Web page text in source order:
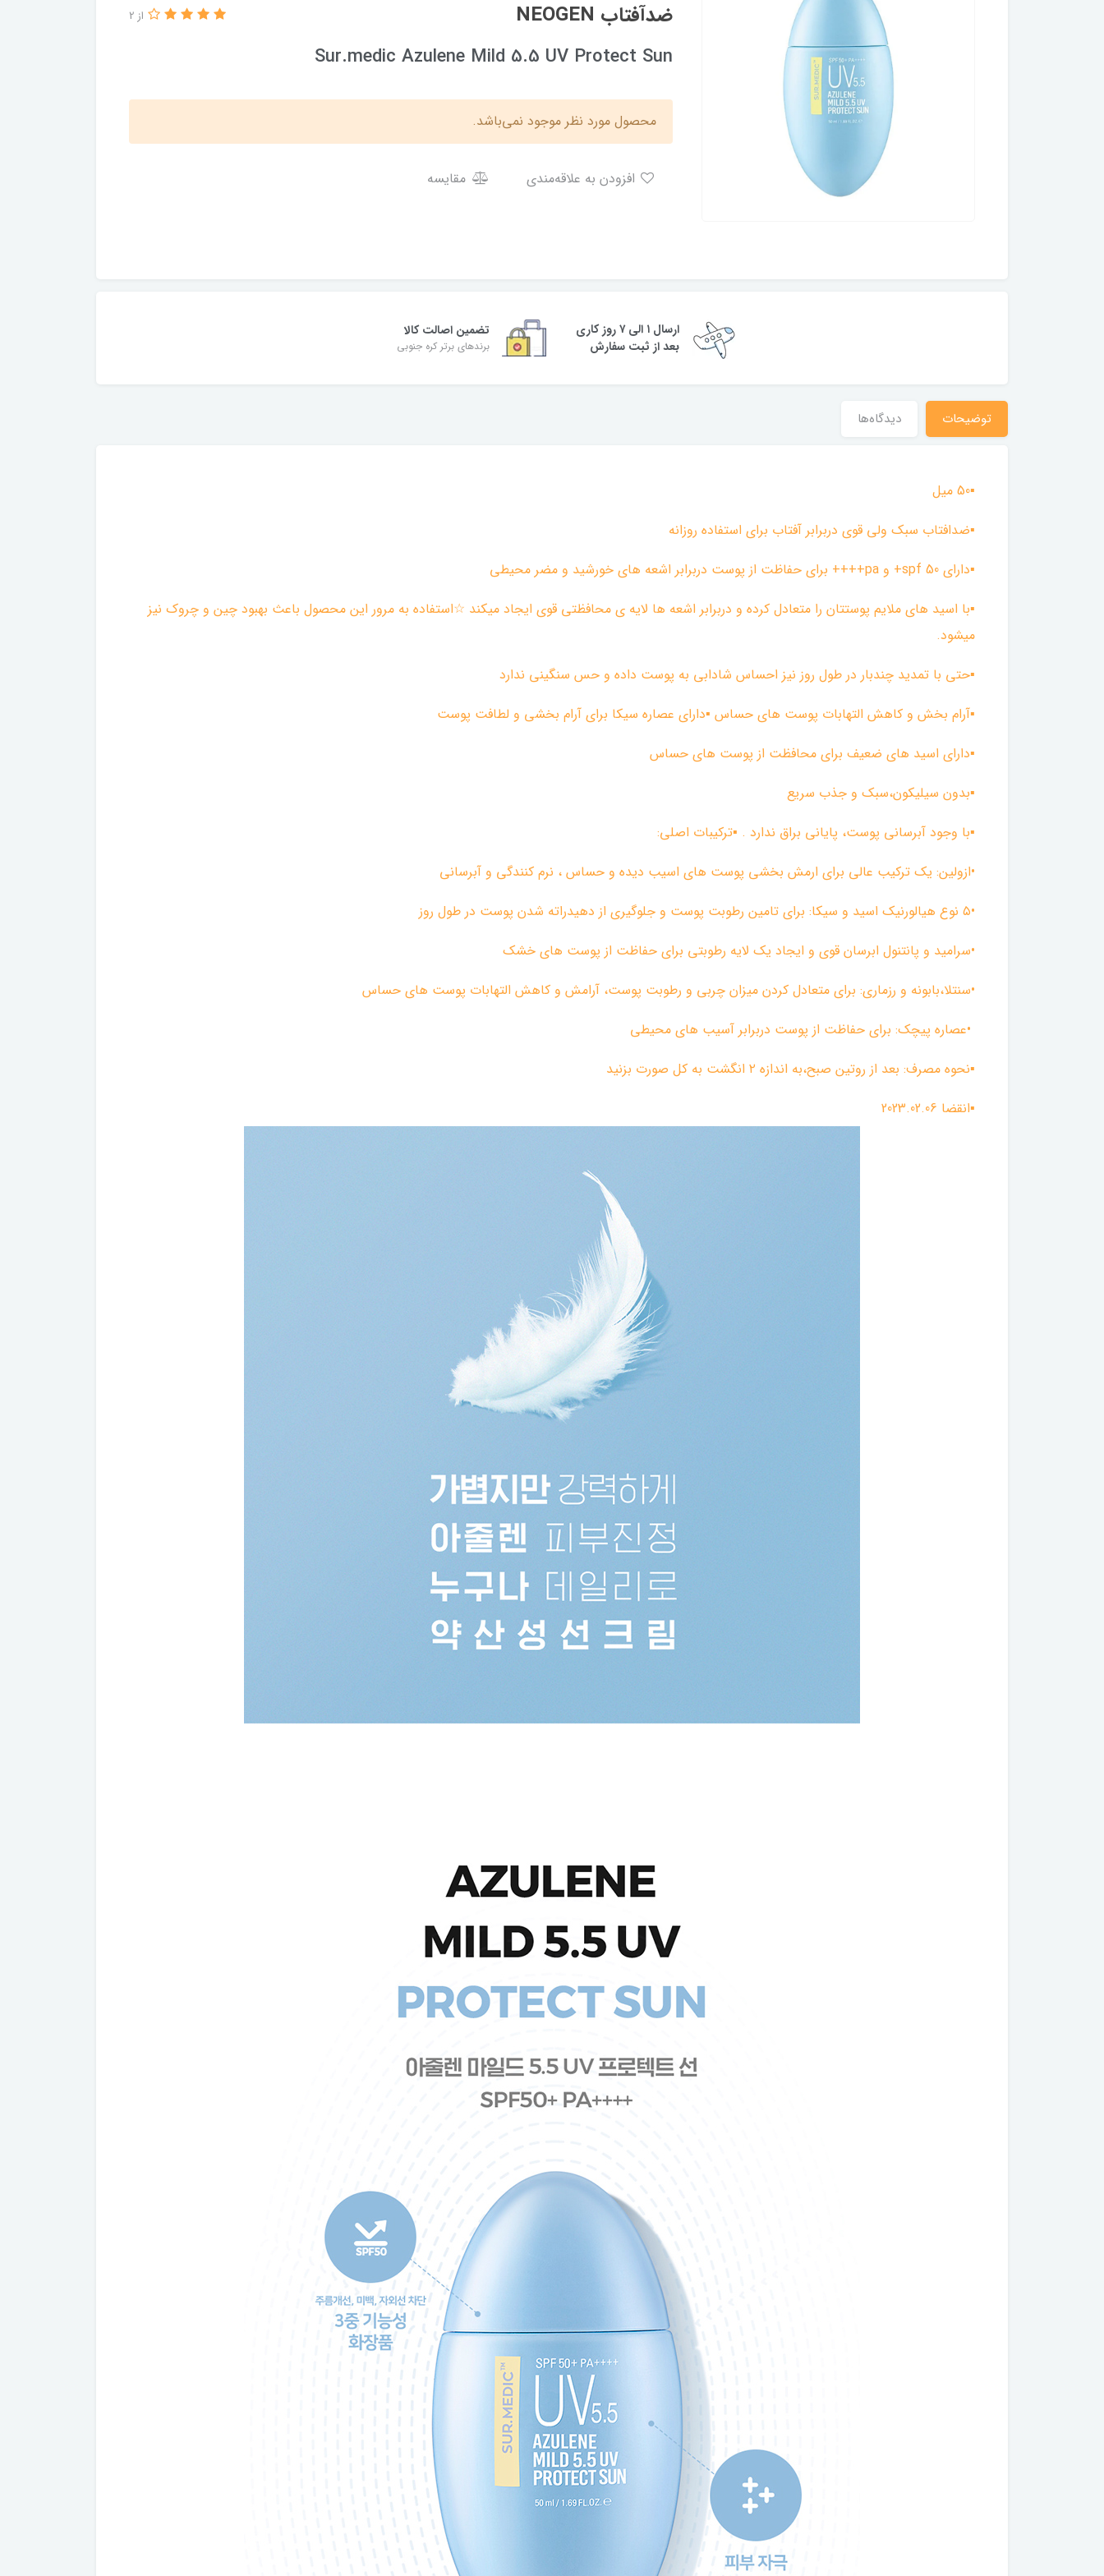
ضدآفتاب NEOGEN از 2
Sur.medic Azulene Mild 5.5 UV Protect Sun
محصول مورد نظر موجود نمی‌باشد.
مقایسه
ارسال ۱ الی ۷ روز کاری
بعد از ثبت سفارش
تضمین اصالت کالا
برندهای برتر کره جنوبی
توضیحات دیدگاه‌ها
▪︎50 میل
▪︎ضدافتاب سبک ولی قوی دربرابر آفتاب برای استفاده روزانه
▪︎دارای spf 50+ و pa++++ برای حفاظت از پوست دربرابر اشعه های خورشید و مضر محیطی
▪︎با اسید های ملایم پوستتان را متعادل کرده و دربرابر اشعه ها لایه ی محافظتی قوی ایجاد میکند ☆استفاده به مرور این محصول باعث بهبود چین و چروک نیز
میشود.
▪︎حتی با تمدید چندبار در طول روز نیز احساس شادابی به پوست داده و حس سنگینی ندارد
▪︎آرام بخش و کاهش التهابات پوست های حساس ▪︎دارای عصاره سیکا برای آرام بخشی و لطافت پوست
▪︎دارای اسید های ضعیف برای محافظت از پوست های حساس
▪︎بدون سیلیکون،سبک و جذب سریع
▪︎با وجود آبرسانی پوست، پایانی براق ندارد . ▪︎ترکیبات اصلی:
•ازولین: یک ترکیب عالی برای ارمش بخشی پوست های اسیب دیده و حساس ، نرم کنندگی و آبرسانی
•۵ نوع هیالورنیک اسید و سیکا: برای تامین رطوبت پوست و جلوگیری از دهیدراته شدن پوست در طول روز
•سرامید و پانتنول ابرسان قوی و ایجاد یک لایه رطوبتی برای حفاظت از پوست های خشک
•سنتلا،بابونه و رزماری: برای متعادل کردن میزان چربی و رطوبت پوست، آرامش و کاهش التهابات پوست های حساس
•عصاره پیچک: برای حفاظت از پوست دربرابر آسیب های محیطی
▪︎نحوه مصرف: بعد از روتین صبح،به اندازه ۲ انگشت به کل صورت بزنید
▪︎انقضا 2023.02.06